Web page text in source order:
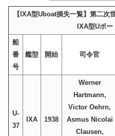
【IXA型Uboat損失一覧】第二次
IXA型Uボー
船
番
号
艦型 開始 司令官
U-
37
IXA 1938
Werner
Hartmann,
Victor Oehrn,
Asmus Nicolai
Clausen,